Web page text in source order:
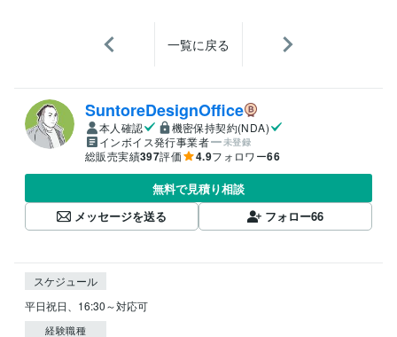
一覧に戻る
SuntoreDesignOffice
本人確認
機密保持契約(NDA)
インボイス発行事業者
未登録
総販売実績397評価 4.9フォロワー66
無料で見積り相談
メッセージを送る
フォロー66
スケジュール
平日祝日、16:30～対応可
経験職種